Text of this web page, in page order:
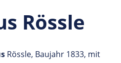
Rössle
Rössle, Baujahr 1833, mit